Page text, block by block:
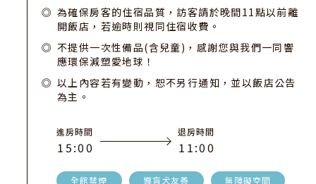
為確保房客的住宿品質，訪客請於晚間11點以前離
開飯店，若逾時則視同住宿收費。
不提供一次性備品(含兒童)，感謝您與我們一同響
應環保減塑愛地球！
以上內容若有變動，恕不另行通知，並以飯店公告
為主。
進房時間
15:00
退房時間
1 1:00
全館禁煙 導盲犬友善 無障礙空間